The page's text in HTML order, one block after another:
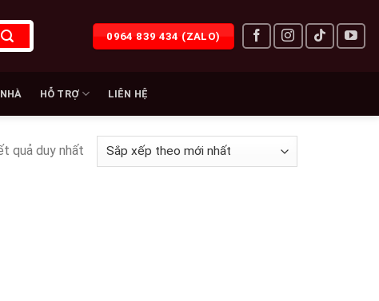
0964 839 434 (ZALO)
HỖ TRỢ LIÊN HỆ
quả duy nhất